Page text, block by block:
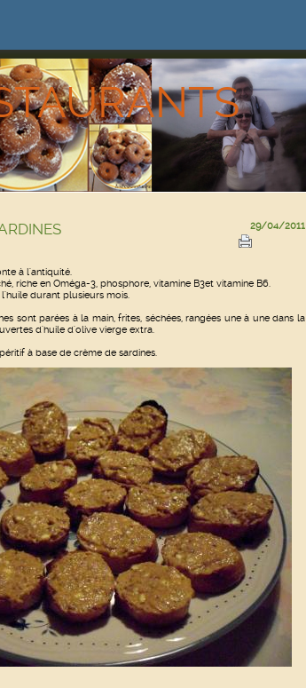
29/04/2011
à l'antiquité.
riche en Oméga-3, phosphore, vitamine B3et vitamine B6.
durant plusieurs mois.
sont parées à la main, frites, séchées, rangées une à une dans la
d'huile d'olive vierge extra.
à base de crème de sardines.